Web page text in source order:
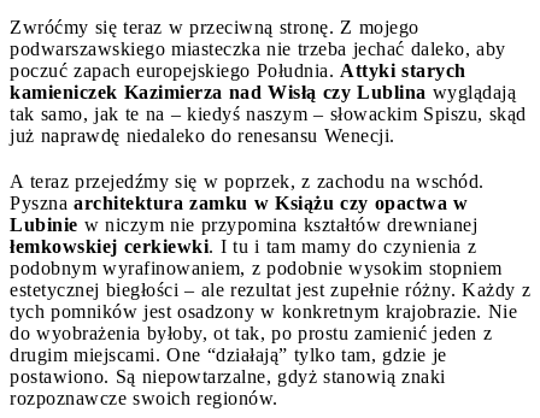
Zwróćmy się teraz w przeciwną stronę. Z mojego
podwarszawskiego miasteczka nie trzeba jechać daleko, aby
poczuć zapach europejskiego Południa. Attyki starych
kamieniczek Kazimierza nad Wisłą czy Lublina wyglądają
tak samo, jak te na – kiedyś naszym – słowackim Spiszu, skąd
już naprawdę niedaleko do renesansu Wenecji.
A teraz przejedźmy się w poprzek, z zachodu na wschód.
Pyszna architektura zamku w Książu czy opactwa w
Lubinie w niczym nie przypomina kształtów drewnianej
łemkowskiej cerkiewki. I tu i tam mamy do czynienia z
podobnym wyrafinowaniem, z podobnie wysokim stopniem
estetycznej biegłości – ale rezultat jest zupełnie różny. Każdy z
tych pomników jest osadzony w konkretnym krajobrazie. Nie
do wyobrażenia byłoby, ot tak, po prostu zamienić jeden z
drugim miejscami. One “działają” tylko tam, gdzie je
postawiono. Są niepowtarzalne, gdyż stanowią znaki
rozpoznawcze swoich regionów.